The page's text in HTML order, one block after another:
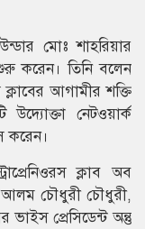
মোঃ শাহরিয়ার
করেন। তিনি বলেন
আগামীর শক্তি
নেটওয়ার্ক
করেন।
ক্লাব অব
আলম চৌধুরী চৌধুরী,
প্রেসিডেন্ট অন্তু